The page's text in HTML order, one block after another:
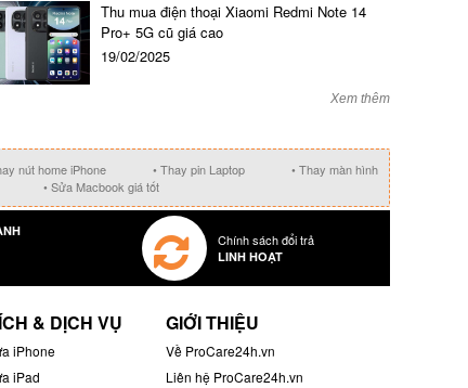
Thu mua điện thoại Xiaomi Redmi Note 14
Pro+ 5G cũ giá cao
19/02/2025
Xem thêm
nút home iPhone • Thay pin Laptop
• Thay màn hình
• Sửa Macbook giá tốt
Chính sách đổi trả
LINH HOẠT
& DỊCH VỤ
iPhone
iPad
GIỚI THIỆU
Về ProCare24h.vn
Liên hệ ProCare24h.vn